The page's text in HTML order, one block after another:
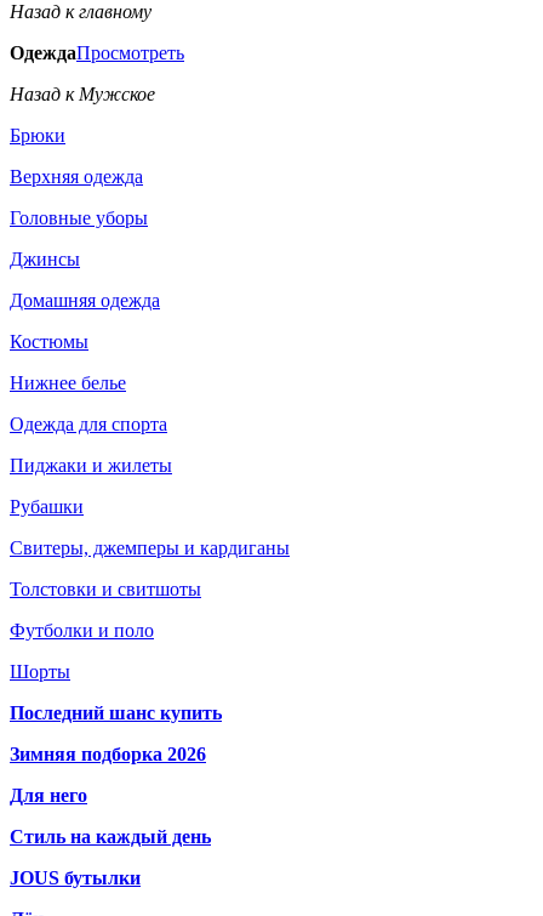
Назад к главному
ОдеждаПросмотреть
Назад к Мужское
Брюки
Верхняя одежда
Головные уборы
Джинсы
Домашняя одежда
Костюмы
Нижнее белье
Одежда для спорта
Пиджаки и жилеты
Рубашки
Свитеры, джемперы и кардиганы
Толстовки и свитшоты
Футболки и поло
Шорты
Последний шанс купить
Зимняя подборка 2026
Для него
Стиль на каждый день
JOUS бутылки